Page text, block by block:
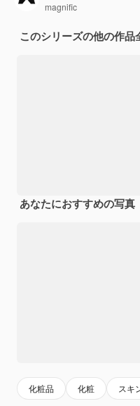
magnific
このシリーズの他の作品
あなたにおすすめの写真
化粧品 化粧 スキ